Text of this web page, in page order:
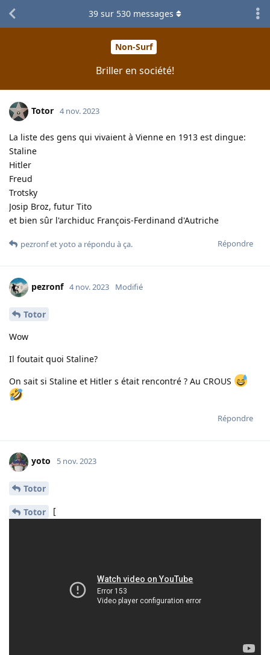
Non-Surf
Briller en société!
39 sur 530 messages
Totor 4 nov. 2023
La liste des gens qui vivaient à Vienne en 1913 est dingue:
Staline
Hitler
Freud
Trotsky
Josip Broz, futur Tito
et bien sûr l'archiduc François-Ferdinand d'Autriche
Répondre
pezronfetyoto a répondu à ça.
pezronf 4 nov. 2023 Modifié
Totor
Wow
Il foutait quoi Staline?
On sait si Staline et Hitler s était rencontré ? Au CROUS
Répondre
yoto 5 nov. 2023
Totor
Totor [